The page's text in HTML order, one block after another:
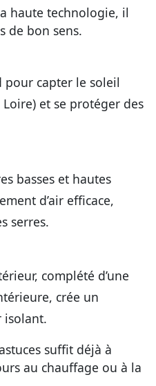
haute technologie, il
de bon sens.
pour capter le soleil
et se protéger des
basses et hautes
d’air efficace,
serres.
complété d’une
crée un
isolant.
suffit déjà à
au chauffage ou à la